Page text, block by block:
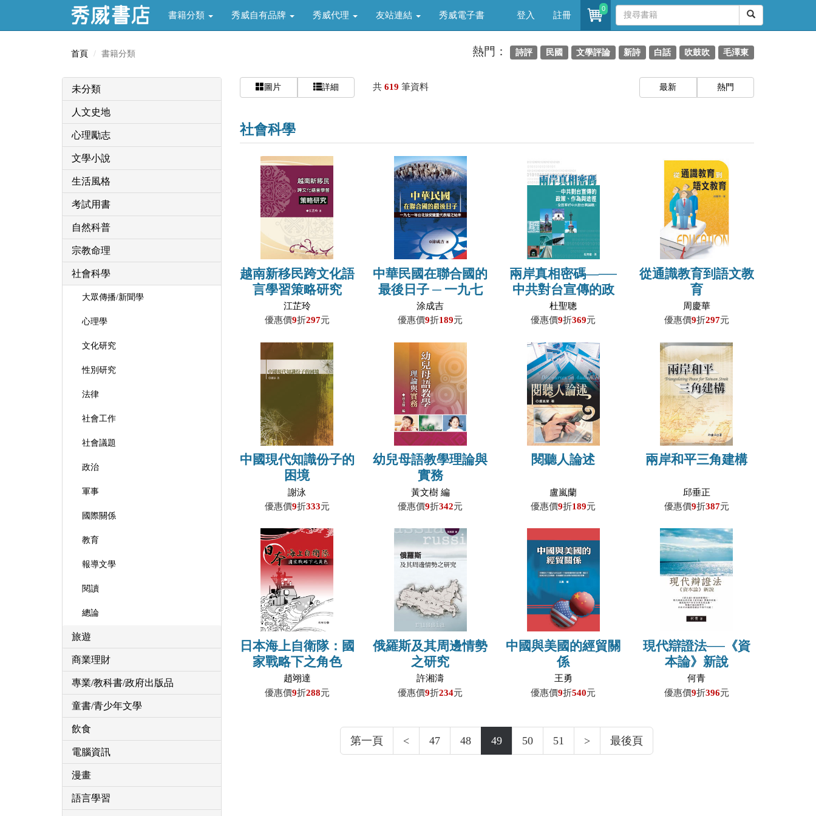
書籍分類 秀威自有品牌 秀威代理 友站連結 秀威電子書 登入 註冊
0
首頁 書籍分類 熱門： 詩評 民國 文學評論 新詩 白話 吹鼓吹 毛澤東
未分類
人文史地
心理勵志
文學小說
生活風格
考試用書
自然科普
宗教命理
社會科學
大眾傳播/新聞學
心理學
文化研究
性別研究
法律
社會工作
社會議題
政治
軍事
國際關係
教育
報導文學
閱讀
總論
旅遊
商業理財
專業/教科書/政府出版品
童書/青少年文學
飲食
電腦資訊
漫畫
語言學習
圖片 詳細 共 619 筆資料 最新 熱門
社會科學
越南新移民跨文化語
言學習策略研究
江芷玲
優惠價9折297元
中華民國在聯合國的
最後日子 ─ 一九七
一年台北接受雙重代
表權之始末
涂成吉
優惠價9折189元
兩岸真相密碼—──
中共對台宣傳的政
策、作為與途徑
杜聖聰
優惠價9折369元
從通識教育到語文教
育
周慶華
優惠價9折297元
中國現代知識份子的
困境
謝泳
優惠價9折333元
幼兒母語教學理論與
實務
黃文樹 編
優惠價9折342元
閱聽人論述
盧嵐蘭
優惠價9折189元
兩岸和平三角建構
邱垂正
優惠價9折387元
日本海上自衛隊：國
家戰略下之角色
趙翊達
優惠價9折288元
俄羅斯及其周邊情勢
之研究
許湘濤
優惠價9折234元
中國與美國的經貿關
係
王勇
優惠價9折540元
現代辯證法──《資
本論》新說
何青
優惠價9折396元
第一頁 < 47 48 49 50 51 > 最後頁